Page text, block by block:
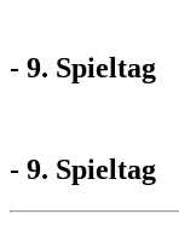
- 9. Spieltag
- 9. Spieltag